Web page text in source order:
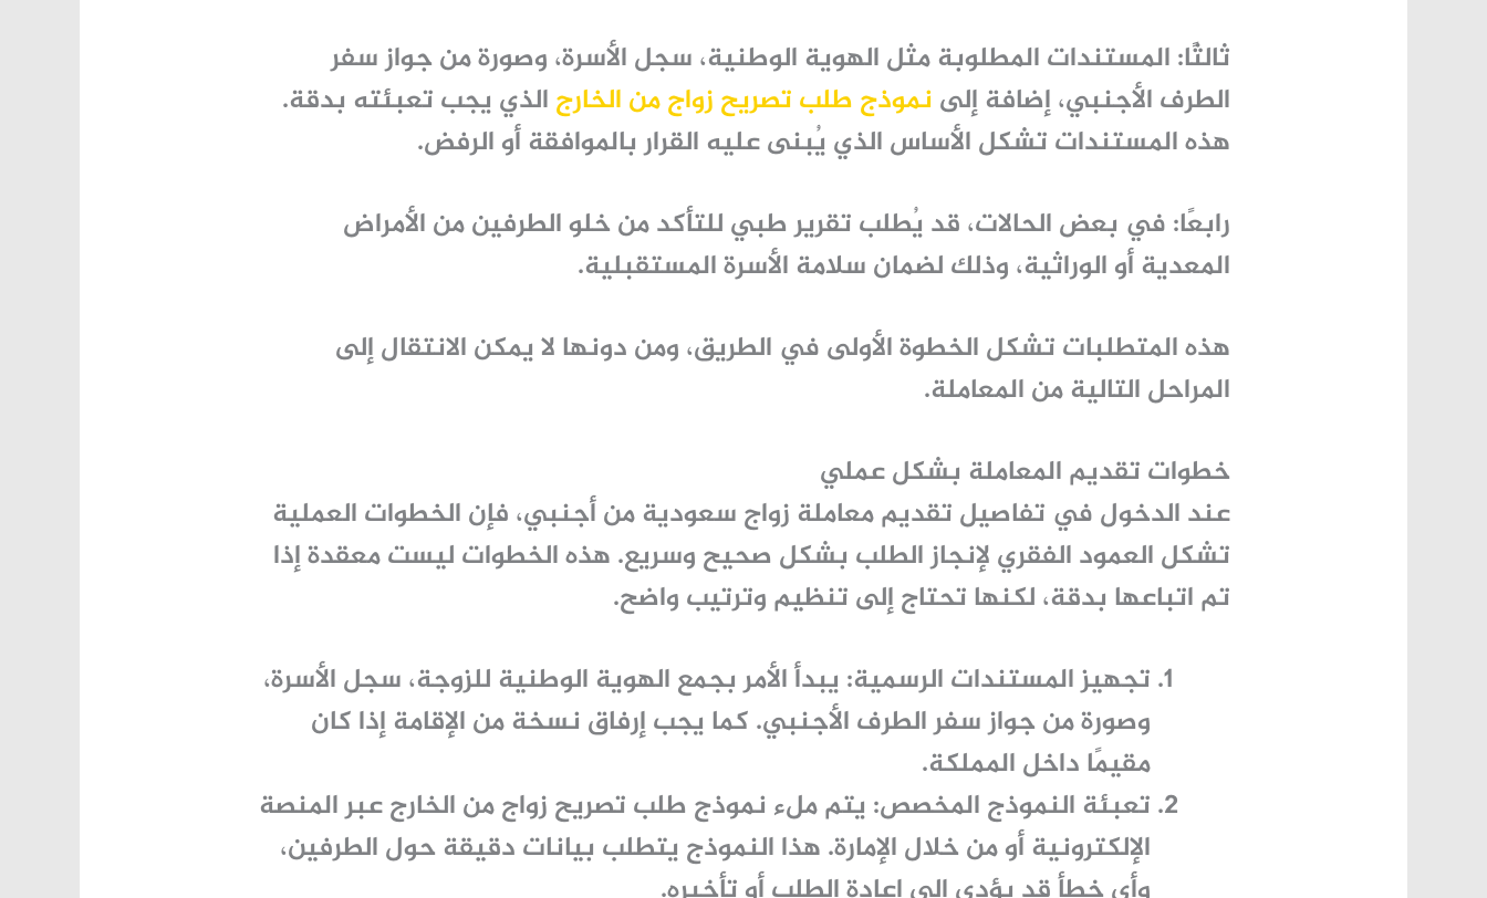
ثالثًا: المستندات المطلوبة مثل الهوية الوطنية، سجل الأسرة، وصورة من جواز سفر
الطرف الأجنبي، إضافة إلى نموذج طلب تصريح زواج من الخارج الذي يجب تعبئته بدقة.
هذه المستندات تشكل الأساس الذي يُبنى عليه القرار بالموافقة أو الرفض.
رابعًا: في بعض الحالات، قد يُطلب تقرير طبي للتأكد من خلو الطرفين من الأمراض
المعدية أو الوراثية، وذلك لضمان سلامة الأسرة المستقبلية.
هذه المتطلبات تشكل الخطوة الأولى في الطريق، ومن دونها لا يمكن الانتقال إلى
المراحل التالية من المعاملة.
خطوات تقديم المعاملة بشكل عملي
عند الدخول في تفاصيل تقديم معاملة زواج سعودية من أجنبي، فإن الخطوات العملية
تشكل العمود الفقري لإنجاز الطلب بشكل صحيح وسريع. هذه الخطوات ليست معقدة إذا
تم اتباعها بدقة، لكنها تحتاج إلى تنظيم وترتيب واضح.
تجهيز المستندات الرسمية: يبدأ الأمر بجمع الهوية الوطنية للزوجة، سجل الأسرة،
وصورة من جواز سفر الطرف الأجنبي. كما يجب إرفاق نسخة من الإقامة إذا كان
مقيمًا داخل المملكة.
تعبئة النموذج المخصص: يتم ملء نموذج طلب تصريح زواج من الخارج عبر المنصة
الإلكترونية أو من خلال الإمارة. هذا النموذج يتطلب بيانات دقيقة حول الطرفين،